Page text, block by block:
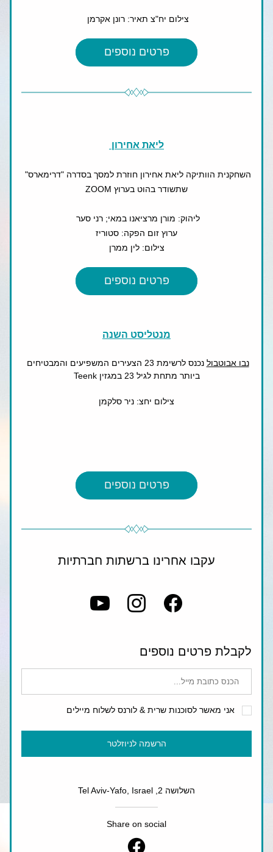
צילום יח"צ תאיר: רונן אקרמן
פרטים נוספים
ליאת אחירון
שתשודר בהוט בערוץ ZOOM
ליהוק: מורן מרציאנו במאי; רני סער
ערוץ זום הפקה: סטוריז
צילום: לין ממרן
פרטים נוספים
מנטליסט השנה
נבו אבוטבול נכנס לרשימת 23 הצעירים המשפיעים
ביותר מתחת לגיל 23 במגזין Teenk
צילום יחצ: ניר סלקמן
פרטים נוספים
עקבו אחרינו ברשתות חברתיות
לקבלת פרטים נוספים
אני מאשר לסוכנות שרית & לורנס לשלוח מיילים
הרשמה לניוזלטר
השלושה 2, Tel Aviv-Yafo, Israel
Share on social